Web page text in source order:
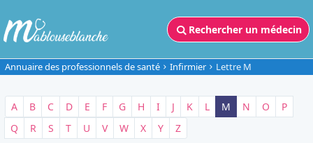
Rechercher un médecin
Annuaire des professionnels de santé Infirmier Lettre M
A B C D E F G H I J K L M N O
P
Q
R S T U V W X Y Z